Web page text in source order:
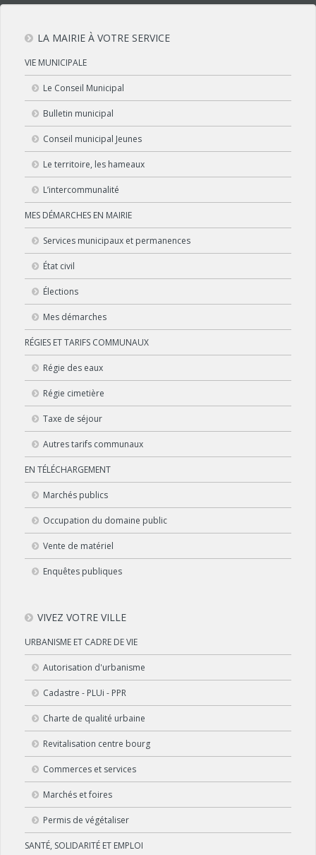
LA MAIRIE À VOTRE SERVICE
VIE MUNICIPALE
Le Conseil Municipal
Bulletin municipal
Conseil municipal Jeunes
Le territoire, les hameaux
L’intercommunalité
MES DÉMARCHES EN MAIRIE
Services municipaux et permanences
État civil
Élections
Mes démarches
RÉGIES ET TARIFS COMMUNAUX
Régie des eaux
Régie cimetière
Taxe de séjour
Autres tarifs communaux
EN TÉLÉCHARGEMENT
Marchés publics
Occupation du domaine public
Vente de matériel
Enquêtes publiques
VIVEZ VOTRE VILLE
URBANISME ET CADRE DE VIE
Autorisation d'urbanisme
Cadastre - PLUi - PPR
Charte de qualité urbaine
Revitalisation centre bourg
Commerces et services
Marchés et foires
Permis de végétaliser
SANTÉ, SOLIDARITÉ ET EMPLOI